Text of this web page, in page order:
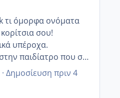
τι όμορφα ονόματα
σου!
υπέροχα.
παιδίατρο που σε
να συνεχίσεις με
θηλασμό γιατί
περισσότεροι λένε
Δημοσίευση πριν 4